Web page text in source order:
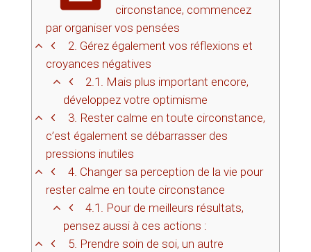
circonstance, commencez
par organiser vos pensées
2. Gérez également vos réflexions et
croyances négatives
2.1. Mais plus important encore,
développez votre optimisme
3. Rester calme en toute circonstance,
c’est également se débarrasser des
pressions inutiles
4. Changer sa perception de la vie pour
rester calme en toute circonstance
4.1. Pour de meilleurs résultats,
pensez aussi à ces actions :
5. Prendre soin de soi, un autre